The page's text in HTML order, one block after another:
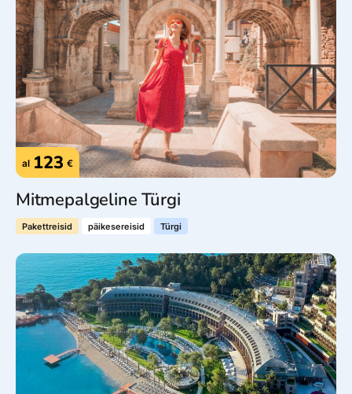
al 123 €
Mitmepalgeline Türgi
Pakettreisid päikesereisid Türgi